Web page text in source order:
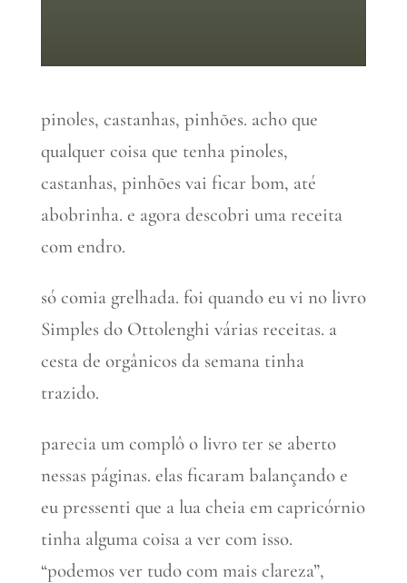
pinoles, castanhas, pinhões. acho que
qualquer coisa que tenha pinoles,
castanhas, pinhões vai ficar bom, até
abobrinha. e agora descobri uma receita
com endro.
só comia grelhada. foi quando eu vi no livro
Simples do Ottolenghi várias receitas. a
cesta de orgânicos da semana tinha
trazido.
parecia um complô o livro ter se aberto
nessas páginas. elas ficaram balançando e
eu pressenti que a lua cheia em capricórnio
tinha alguma coisa a ver com isso.
“podemos ver tudo com mais clareza”,